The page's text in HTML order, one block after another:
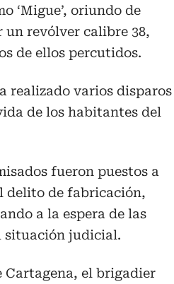
‘Migue’, oriundo de
un revólver calibre 38,
de ellos percutidos.
realizado varios disparos
de los habitantes del
fueron puestos a
delito de fabricación,
a la espera de las
situación judicial.
Cartagena, el brigadier